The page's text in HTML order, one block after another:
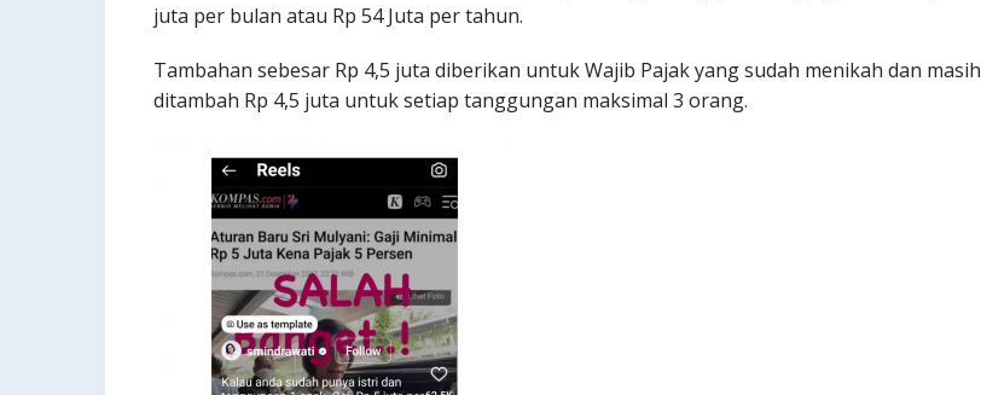
juta per bulan atau Rp 54 Juta per tahun.
Tambahan sebesar Rp 4,5 juta diberikan untuk Wajib Pajak yang sudah menikah dan masih
ditambah Rp 4,5 juta untuk setiap tanggungan maksimal 3 orang.